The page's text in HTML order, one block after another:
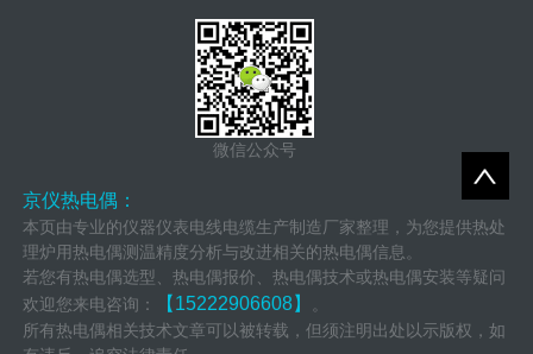
微信公众号
京仪热电偶：
本页由专业的仪器仪表电线电缆生产制造厂家整理，为您提供热处
理炉用热电偶测温精度分析与改进相关的热电偶信息。
若您有热电偶选型、热电偶报价、热电偶技术或热电偶安装等疑问
欢迎您来电咨询：
【15222906608】
。
所有热电偶相关技术文章可以被转载，但须注明出处以示版权，如